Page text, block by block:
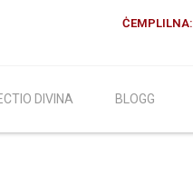
Fittex:
ĊEMPLILNA:
DIVINA BLOGG